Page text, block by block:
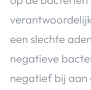
een slechte
negatieve
negatief bij